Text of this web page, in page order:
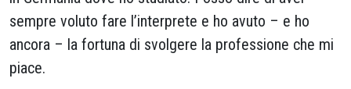
sempre voluto fare l’interprete e ho avuto – e ho
ancora – la fortuna di svolgere la professione che mi
piace.